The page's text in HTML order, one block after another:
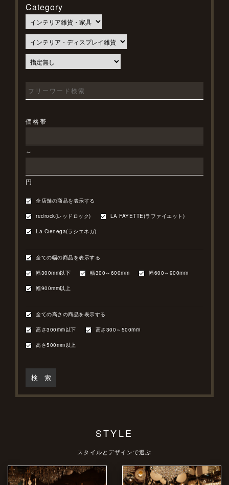
Category
価格帯
～
円
全店舗の商品を表示する
redrock(レッドロック) LA FAYETTE(ラファイエット)
La Cienega(ラシエネガ)
全ての幅の商品を表示する
幅300mm以下 幅300～600mm 幅600～900mm
幅900mm以上
全ての高さの商品を表示する
高さ300mm以下 高さ300～500mm
高さ500mm以上
検 索
STYLE
スタイルとデザインで選ぶ